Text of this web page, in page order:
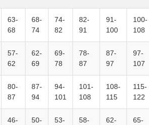
63-
68
68-
74
74-
82
82-
91
91-
100
100-
108
57-
62
62-
69
69-
78
78-
87
87-
97
97-
107
80-
87
87-
94
94-
101
101-
108
108-
115
115-
122
46-
50-
53-
58-
62-
65-